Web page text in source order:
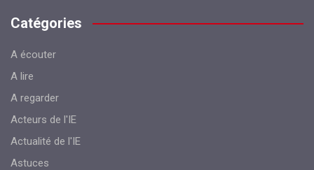
Catégories
A écouter
A lire
A regarder
Acteurs de l'IE
Actualité de l'IE
Astuces